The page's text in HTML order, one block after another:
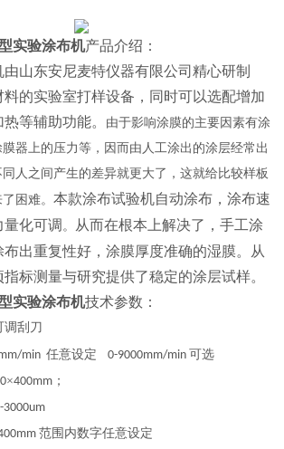
实验涂布机产品介绍：
由山东安尼麦特仪器有限公司精心研制
料的实验室打样设备，同时可以选配增加
热等辅助功能。
由于影响涂膜的主要因素有涂
器上的压力等，因而由人工涂出的涂层经常出
人之间产生的差异就更大了，这就给比较样板
了困难。本款涂布试验机自动涂布，涂布速
量化可调 。 从而在根本上解决了，手工涂
出重复性好，涂膜厚度准确的湿膜。从
标测量与研究提供了稳定的涂层试样。
实验涂布机技术参数：
调刮刀
min任意设定 0-9000mm/min 可选
×400mm ；
-3000um
00mm范围内数字任意设定